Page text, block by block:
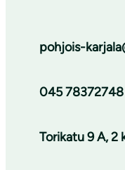
pohjois-
045 78372748
Torikatu 9 A, 2